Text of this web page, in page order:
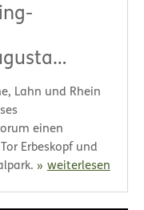
Lahn und Rhein
einen
Erbeskopf und
weiterlesen